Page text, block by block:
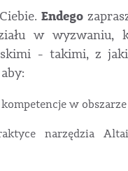
Endego
w
- takimi, z
w
narzędzia